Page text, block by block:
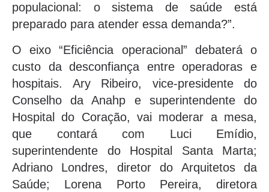
populacional: o sistema de saúde está
preparado para atender essa demanda?”.
O eixo “Eficiência operacional” debaterá o
custo da desconfiança entre operadoras e
hospitais. Ary Ribeiro, vice-presidente do
Conselho da Anahp e superintendente do
Hospital do Coração, vai moderar a mesa,
que contará com Luci Emídio,
superintendente do Hospital Santa Marta;
Adriano Londres, diretor do Arquitetos da
Saúde; Lorena Porto Pereira, diretora